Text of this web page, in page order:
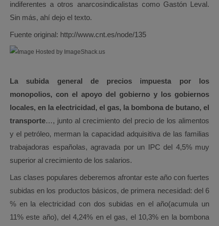
indiferentes a otros anarcosindicalistas como Gastón Leval.
Sin más, ahí dejo el texto.
Fuente original: http://www.cnt.es/node/135
La subida general de precios impuesta por los
monopolios, con el apoyo del gobierno y los gobiernos
locales, en la electricidad, el gas, la bombona de butano, el
transporte…, junto al crecimiento del precio de los alimentos
y el petróleo, merman la capacidad adquisitiva de las familias
trabajadoras españolas, agravada por un IPC del 4,5% muy
superior al crecimiento de los salarios.
Las clases populares deberemos afrontar este año con fuertes
subidas en los productos básicos, de primera necesidad: del 6
% en la electricidad con dos subidas en el año(acumula un
11% este año), del 4,24% en el gas, el 10,3% en la bombona